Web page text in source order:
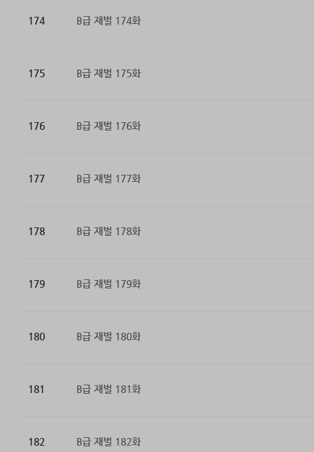
174 B급 재벌 174화
175 B급 재벌 175화
176 B급 재벌 176화
177 B급 재벌 177화
178 B급 재벌 178화
179 B급 재벌 179화
180 B급 재벌 180화
181 B급 재벌 181화
182 B급 재벌 182화